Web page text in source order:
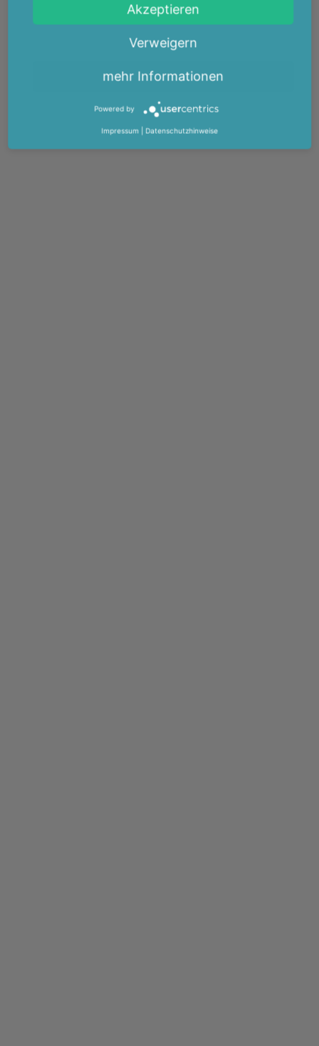
Akzeptieren
Verweigern
mehr Informationen
Powered by
Impressum Datenschutzhinweise